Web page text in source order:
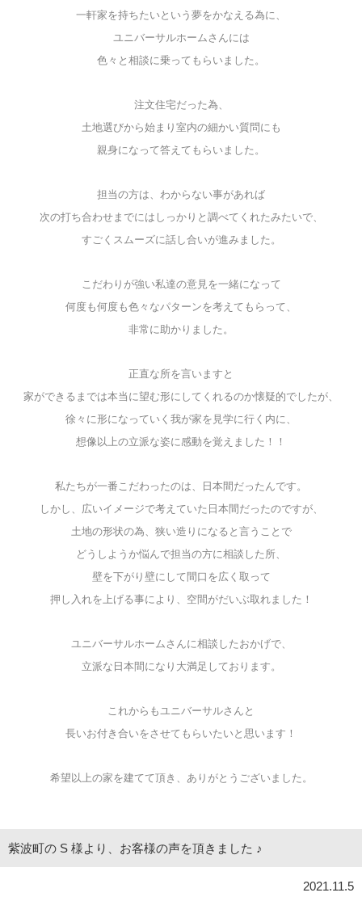
一軒家を持ちたいという夢をかなえる為に、
ユニバーサルホームさんには
色々と相談に乗ってもらいました。
注文住宅だった為、
土地選びから始まり室内の細かい質問にも
親身になって答えてもらいました。
担当の方は、わからない事があれば
次の打ち合わせまでにはしっかりと 調べてくれたみたいで、
すごくスムーズに話し合いが進みました。
こだわりが強い私達の意見を一緒になって
何度も何度も色々なパターンを考えてもらって、
非常に助かりました。
正直な所を言いますと
家ができるまでは本当に望む形にしてくれるのか懐疑的でしたが、
徐々に形になっていく我が家を見学に行く内に、
想像以上の立派な姿に感動を覚えました！！
私たちが一番こだわったのは、日本間だったんです。
しかし、広いイメージで考えていた日本間だったのですが、
土地の形状の為、 狭い造りになると言うことで
どうしようか悩んで担当の方に相談した所、
壁を下がり壁にして間口を広く取って
押し入れを上げる事により、 空間がだいぶ取れました！
ユニバーサルホームさんに相談したおかげで、
立派な日本間になり大満足しております。
これからもユニバーサルさんと
長いお付き合いをさせてもらいたいと思います！
希望以上の家を建てて頂き、ありがとうございました。
紫波町の S 様より、お客様の声を頂きました ♪
2021.11.5